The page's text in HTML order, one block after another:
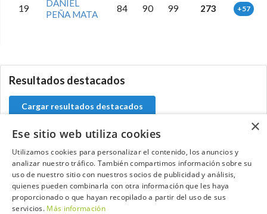
19
DANIEL
PEÑA MATA
84 90 99 273 +57
Resultados destacados
Cargar resultados destacados
Contacta con el equipo de NextCaddy
Opina Contacta
×
Ese sitio web utiliza cookies
Utilizamos cookies para personalizar el contenido, los anuncios y
analizar nuestro tráfico. También compartimos información sobre su
uso de nuestro sitio con nuestros socios de publicidad y análisis,
quienes pueden combinarla con otra información que les haya
proporcionado o que hayan recopilado a partir del uso de sus
servicios. Más información